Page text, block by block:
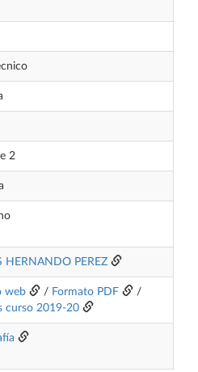
2
HERNANDO PEREZ
web / Formato PDF
/
curso 2019-20